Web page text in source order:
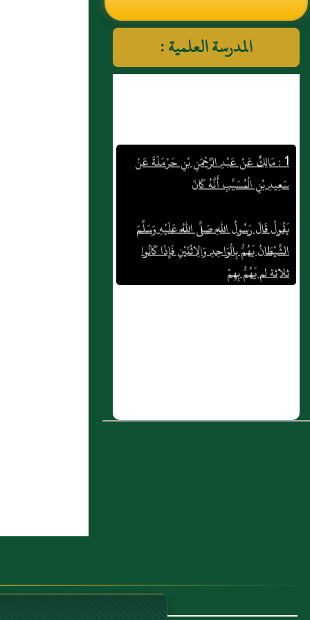
النووي رحمهم الله تعالى
المدرسة العلمية :
1 : مَالِكٌ عَنْ عَبْدِ الرَّحْمَنِ بْنِ حَرْمَلَةَ عَنْ
سَعِيدِ بْنِ الْمُسَيَّبِ أَنَّهُ كَانَ
الشَّيْطَانُ يَهُمُّ بِالْوَاحِدِ وَالِاثْنَيْنِ فَإِذَا كَانُوا
ثلاثة لم يَهُمُّ بِهِمْ
قَالَ أَبُو عُمَرَ كَأَنَّ مَالِكًا - رَحِمَهُ (...)